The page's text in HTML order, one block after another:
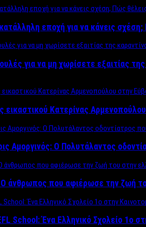
κατάλληλη εποχή για να κάνεις
για να μη χωρίσετε εξαιτίας
εικαστικού Κατερίνας
Αμοργινός: O Πολυτάλαντος
O άνθρωπος που αφιέρωσε την ζωή
School: Ένα Ελληνικό Σχολείo 1ο